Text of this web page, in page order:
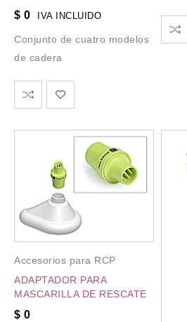
$ 0 IVA INCLUIDO
Conjunto de cuatro modelos
de cadera
Accesorios para RCP
ADAPTADOR PARA
MASCARILLA DE RESCATE
$ 0